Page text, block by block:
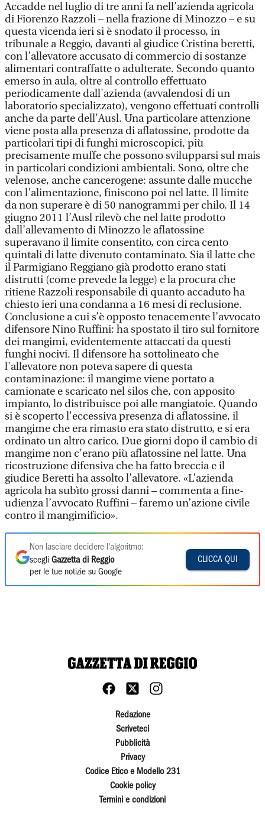
Accadde nel luglio di tre anni fa nell’azienda agricola
di Fiorenzo Razzoli – nella frazione di Minozzo – e su
questa vicenda ieri si è snodato il processo, in
tribunale a Reggio, davanti al giudice Cristina beretti,
con l’allevatore accusato di commercio di sostanze
alimentari contraffatte o adulterate. Secondo quanto
emerso in aula, oltre al controllo effettuato
periodicamente dall'azienda (avvalendosi di un
laboratorio specializzato), vengono effettuati controlli
anche da parte dell'Ausl. Una particolare attenzione
viene posta alla presenza di aflatossine, prodotte da
particolari tipi di funghi microscopici, più
precisamente muffe che possono svilupparsi sul mais
in particolari condizioni ambientali. Sono, oltre che
velenose, anche cancerogene: assunte dalle mucche
con l'alimentazione, finiscono poi nel latte. Il limite
da non superare è di 50 nanogrammi per chilo. Il 14
giugno 2011 l’Ausl rilevò che nel latte prodotto
dall’allevamento di Minozzo le aflatossine
superavano il limite consentito, con circa cento
quintali di latte divenuto contaminato. Sia il latte che
il Parmigiano Reggiano già prodotto erano stati
distrutti (come prevede la legge) e la procura che
ritiene Razzoli responsabile di quanto accaduto ha
chiesto ieri una condanna a 16 mesi di reclusione.
Conclusione a cui s’è opposto tenacemente l’avvocato
difensore Nino Ruffini: ha spostato il tiro sul fornitore
dei mangimi, evidentemente attaccati da questi
funghi nocivi. Il difensore ha sottolineato che
l'allevatore non poteva sapere di questa
contaminazione: il mangime viene portato a
camionate e scaricato nel silos che, con apposito
impianto, lo distribuisce poi alle mangiatoie. Quando
si è scoperto l'eccessiva presenza di aflatossine, il
mangime che era rimasto era stato distrutto, e si era
ordinato un altro carico. Due giorni dopo il cambio di
mangime non c'erano più aflatossine nel latte. Una
ricostruzione difensiva che ha fatto breccia e il
giudice Beretti ha assolto l’allevatore. «L’azienda
agricola ha subìto grossi danni – commenta a fine-
udienza l’avvocato Ruffini – faremo un’azione civile
contro il mangimificio».
Non lasciare decidere l'algoritmo:
scegli Gazzetta di Reggio
per le tue notizie su Google
CLICCA QUI
Redazione
Scriveteci
Pubblicità
Privacy
Codice Etico e Modello 231
Cookie policy
Termini e condizioni